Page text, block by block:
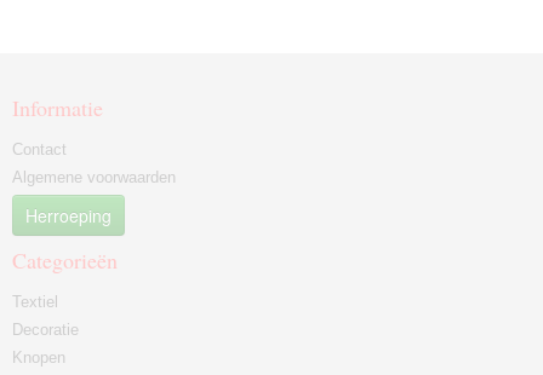
Informatie
Contact
Algemene voorwaarden
Herroeping
Categorieën
Textiel
Decoratie
Knopen